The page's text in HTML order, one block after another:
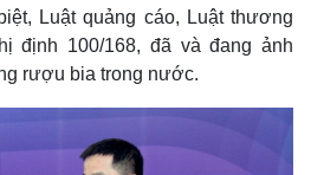
Luật quảng cáo, Luật thương
định 100/168, đã và đang ảnh
rượu bia trong nước.